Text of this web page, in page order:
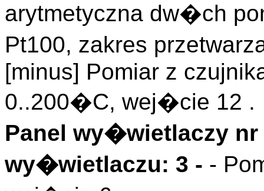
arytmetyczna dw�ch
Pt100, zakres
[minus] Pomiar z
0..200�C, wej�cie 12 .
Panel wy�wietlaczy nr
wy�wietlaczu: 3 - -